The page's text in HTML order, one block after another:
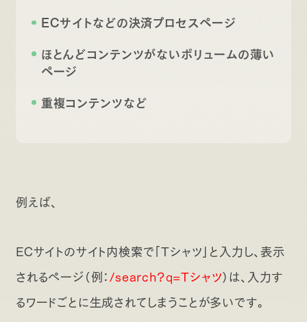
ECサイトなどの決済プロセスページ
ほとんどコンテンツがないボリュームの薄い
ページ
重複コンテンツなど
例えば、
ECサイトのサイト内検索で「Tシャツ」と入力し、表示
されるページ（例：/search?q=Tシャツ）は、入力す
るワードごとに生成されてしまうことが多いです。